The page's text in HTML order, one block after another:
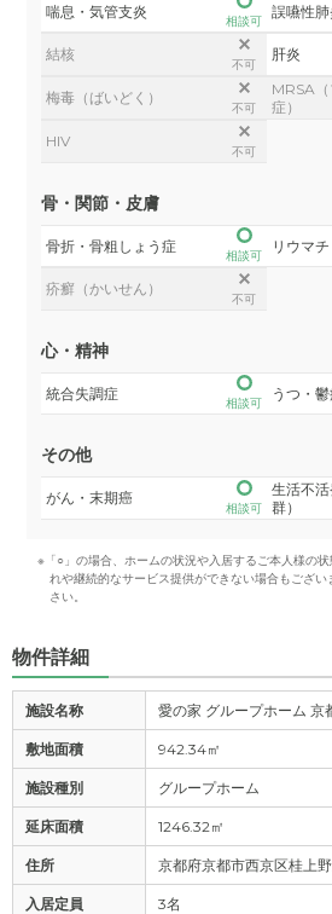
喘息・気管支炎
相談可
誤嚥性肺
結核
不可
肝炎
梅毒（ばいどく）
不可
MRSA
症）
HIV
不可
骨・関節・皮膚
骨折・骨粗しょう症
相談可
リウマ
疥癬（かいせん）
不可
心・精神
統合失調症
相談可
うつ・
その他
がん・末期癌
相談可
生活不
群）
※「○」の場合、ホームの状況や入居するご本人様の
れや継続的なサービス提供ができない場合もござ
さい。
物件詳細
施設名称 愛の家 グループホーム 京
敷地面積 942.34㎡
施設種別 グループホーム
延床面積 1246.32㎡
住所 京都府京都市西京区桂上野
入居定員 3名